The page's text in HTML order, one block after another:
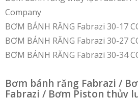
Company
BƠM BÁNH RĂNG Fabrazi 30-17
BƠM BÁNH RĂNG Fabrazi 30-27
BƠM BÁNH RĂNG Fabrazi 30-34
Bơm bánh răng Fabrazi /
Fabrazi / Bơm Piston thủy